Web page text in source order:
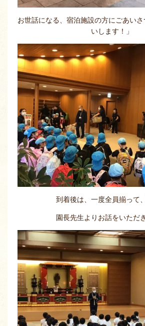
お世話になる、宿泊施設の方にごあい
いします！」
到着後は、一度全員揃って
園長先生よりお話をいただ